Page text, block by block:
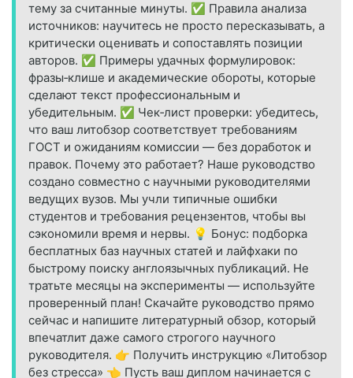
тему за считанные минуты. ✅ Правила анализа
источников: научитесь не просто пересказывать, а
критически оценивать и сопоставлять позиции
авторов. ✅ Примеры удачных формулировок:
фразы‑клише и академические обороты, которые
сделают текст профессиональным и
убедительным. ✅ Чек‑лист проверки: убедитесь,
что ваш литобзор соответствует требованиям
ГОСТ и ожиданиям комиссии — без доработок и
правок. Почему это работает? Наше руководство
создано совместно с научными руководителями
ведущих вузов. Мы учли типичные ошибки
студентов и требования рецензентов, чтобы вы
сэкономили время и нервы. 💡 Бонус: подборка
бесплатных баз научных статей и лайфхаки по
быстрому поиску англоязычных публикаций. Не
тратьте месяцы на эксперименты — используйте
проверенный план! Скачайте руководство прямо
сейчас и напишите литературный обзор, который
впечатлит даже самого строгого научного
руководителя. 👉 Получить инструкцию «Литобзор
без стресса» 👈 Пусть ваш диплом начинается с